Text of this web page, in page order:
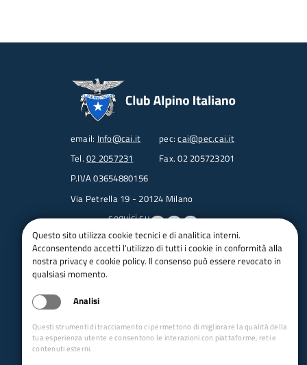
email: Info@cai.it pec:cai@pec.cai.it
Tel. 02 2057231
Fax. 02 205723201
P.IVA 03654880156
Via Petrella 19 - 20124 Milano
seguici su
Trasparenza
Amministrazione trasparente
bandi per le sezioni
Questo sito utilizza cookie tecnici e di analitica interni.
Acconsentendo accetti l'utilizzo di tutti i cookie in conformità alla
nostra privacy e cookie policy. Il consenso può essere revocato in
qualsiasi momento.
Analisi
Questi strumenti di tracciamento ci permettono di migliorare la qualità della
tua esperienza utente e consentono le interazioni con piattaforme, reti e
contenuti esterni.